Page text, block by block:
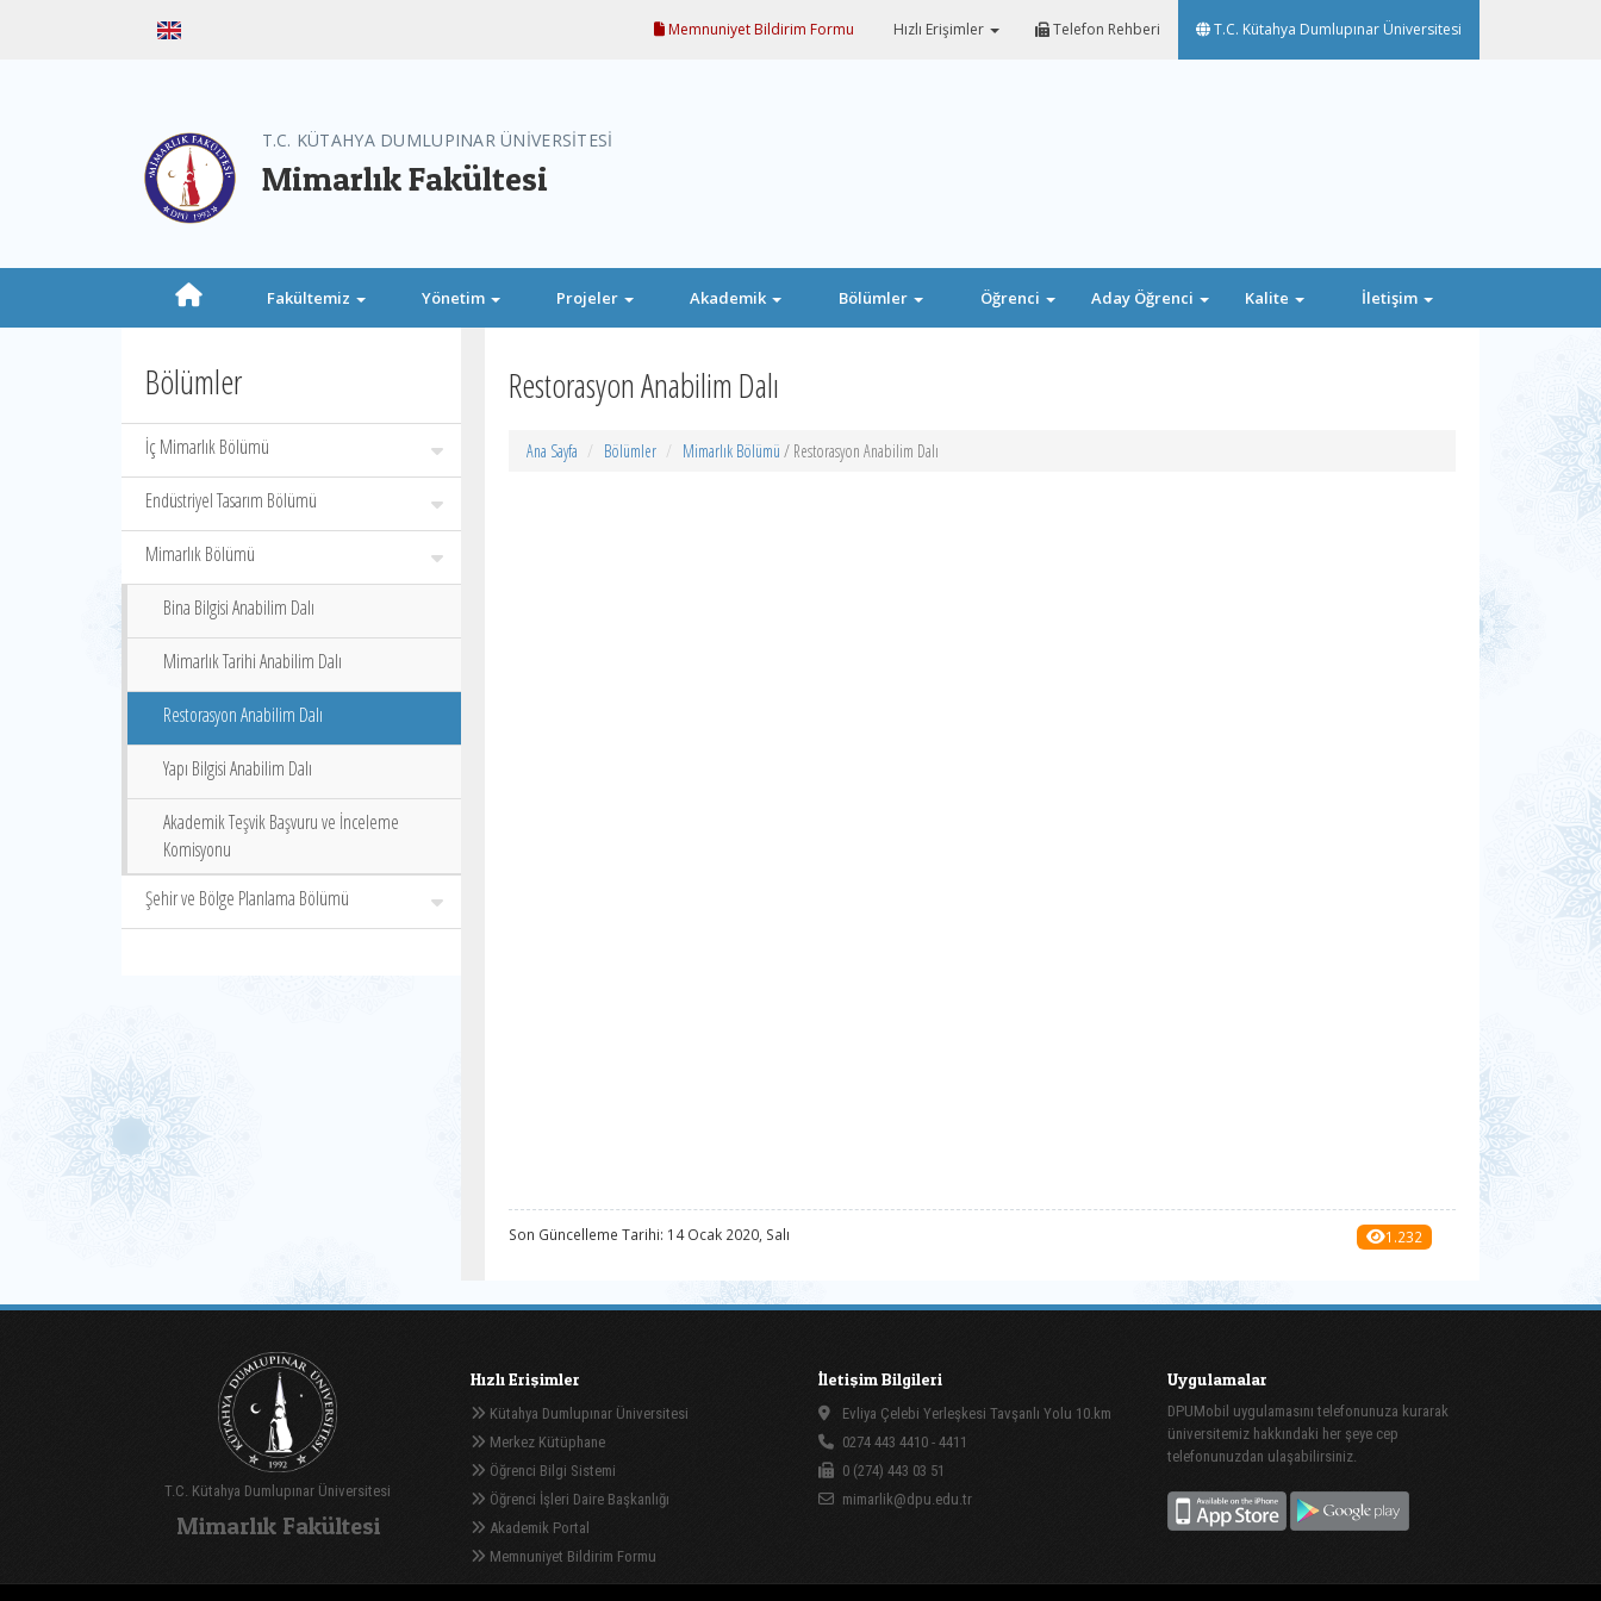
Memnuniyet Bildirim Formu Hızlı Erişimler Telefon Rehberi T.C. Kütahya Dumlupınar Üniversitesi
T.C. KÜTAHYA DUMLUPINAR ÜNİVERSİTESİ
Mimarlık Fakültesi
Fakültemiz Yönetim Projeler Akademik Bölümler Öğrenci Aday Öğrenci Kalite İletişim
Bölümler
İç Mimarlık Bölümü
Endüstriyel Tasarım Bölümü
Mimarlık Bölümü
Bina Bilgisi Anabilim Dalı
Mimarlık Tarihi Anabilim Dalı
Restorasyon Anabilim Dalı
Yapı Bilgisi Anabilim Dalı
Akademik Teşvik Başvuru ve İnceleme
Komisyonu
Şehir ve Bölge Planlama Bölümü
Restorasyon Anabilim Dalı
Ana Sayfa Bölümler Mimarlık Bölümü / Restorasyon Anabilim Dalı
Son Güncelleme Tarihi: 14 Ocak 2020, Salı 1.232
T.C. Kütahya Dumlupınar Üniversitesi
Mimarlık Fakültesi
Hızlı Erişimler
Kütahya Dumlupınar Üniversitesi
Merkez Kütüphane
Öğrenci Bilgi Sistemi
Öğrenci İşleri Daire Başkanlığı
Akademik Portal
Memnuniyet Bildirim Formu
İletişim Bilgileri
Evliya Çelebi Yerleşkesi Tavşanlı Yolu 10.km
0274 443 4410 - 4411
0 (274) 443 03 51
mimarlik@dpu.edu.tr
Uygulamalar
DPUMobil uygulamasını telefonunuza kurarak
üniversitemiz hakkındaki her şeye cep
telefonunuzdan ulaşabilirsiniz.